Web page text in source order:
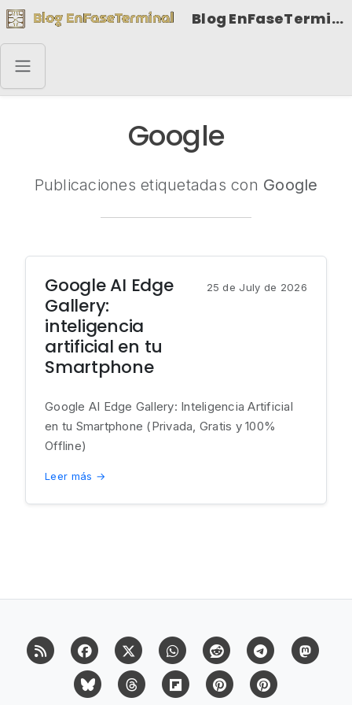
Blog EnFaseTerminal
Google
Publicaciones etiquetadas con Google
Google AI Edge
Gallery:
inteligencia
artificial en tu
Smartphone
25 de July de 2026
Google AI Edge Gallery: Inteligencia Artificial
en tu Smartphone (Privada, Gratis y 100%
Offline)
Leer más →
RSS FacebookX (Twitter)Whatsapp Reddit Telegram
Bluesky Threads Flipboard Pinterest